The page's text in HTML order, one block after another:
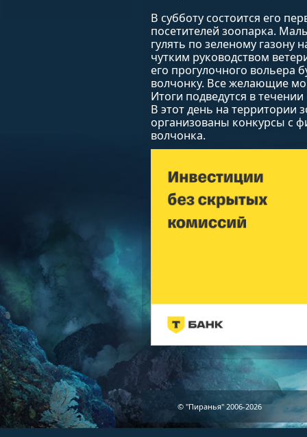
В субботу состоится его
посетителей зоопарка.
гулять по зеленому газону
чутким руководством
его прогулочного вольера
волчонку. Все желающие
Итоги подведутся в
В этот день на территории
организованы конкурсы с
волчонка.
© "Пиранья" 2006-2026